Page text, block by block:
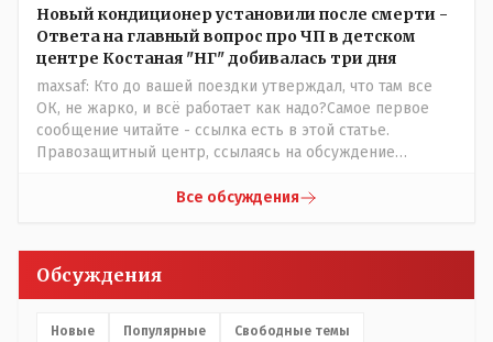
Новый кондиционер установили после смерти -
Ответа на главный вопрос про ЧП в детском
центре Костаная "НГ" добивалась три дня
maxsaf: Кто до вашей поездки утверждал, что там все
ОК, не жарко, и всё работает как надо?Самое первое
сообщение читайте - ссылка есть в этой статье.
Правозащитный центр, ссылаясь на обсуждение
прислали ему в виде аудиосообщений, пишет, что
настоящему времени их установили только в
помещениях, предназначенных для административно-
установлены кондиционеры, питьевой и температурный
Все обсуждения
Обсуждения
Новые Популярные Свободные темы